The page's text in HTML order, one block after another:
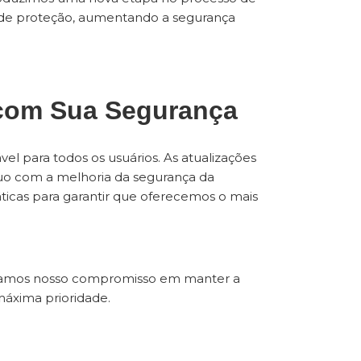
proteção, aumentando a segurança
Sua Segurança
para todos os usuários. As atualizações
com a melhoria da segurança da
para garantir que oferecemos o mais
nosso compromisso em manter a
prioridade.